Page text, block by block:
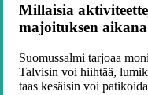
Millaisia
majoituksen
Suomussalmi tarjoaa
Talvisin voi hiihtää,
taas kesäisin voi